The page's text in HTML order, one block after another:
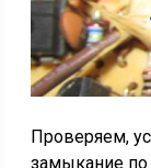
Проверяем,
замыкание